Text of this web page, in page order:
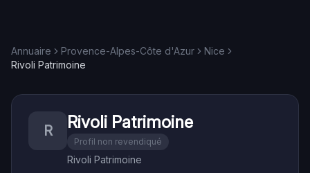
Annuaire Provence-Alpes-Côte d'Azur
Nice
Rivoli Patrimoine
R Rivoli Patrimoine
Profil non revendiqué
Rivoli Patrimoine